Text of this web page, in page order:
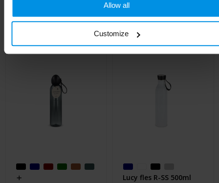
Allow all
Customize
Gerelateerde producten
Lucy fles R-SS 500ml